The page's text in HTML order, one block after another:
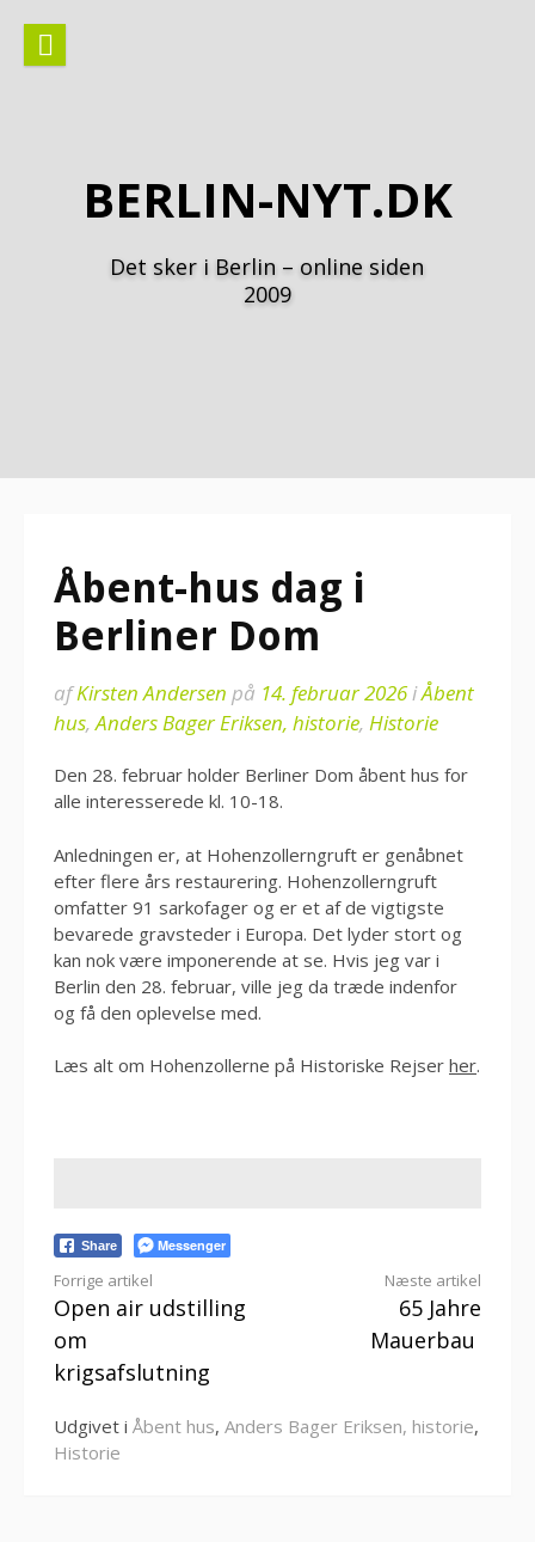
indhold
BERLIN-NYT.DK
Det sker i Berlin – online siden
2009
Åbent-hus dag i
Berliner Dom
afKirsten Andersen på 14. februar 2026iÅbent
hus,Anders Bager Eriksen, historie, Historie
Den 28. februar holder Berliner Dom åbent hus for
alle interesserede kl. 10-18.
Anledningen er, at Hohenzollerngruft er genåbnet
efter flere års restaurering. Hohenzollerngruft
omfatter 91 sarkofager og er et af de vigtigste
bevarede gravsteder i Europa. Det lyder stort og
kan nok være imponerende at se. Hvis jeg var i
Berlin den 28. februar, ville jeg da træde indenfor
og få den oplevelse med.
Læs alt om Hohenzollerne på Historiske Rejser her.
Share Messenger
Læs
videre
Forrige artikel
Open air udstilling
om
krigsafslutning
Næste artikel
65 Jahre
Mauerbau
Udgivet i Åbent hus, Anders Bager Eriksen, historie,
Historie